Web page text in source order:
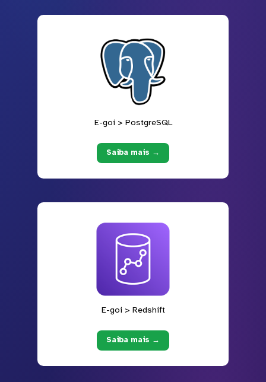
E-goi > PostgreSQL
Saiba mais →
E-goi > Redshift
Saiba mais →